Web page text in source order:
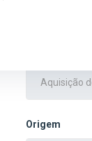
Origem